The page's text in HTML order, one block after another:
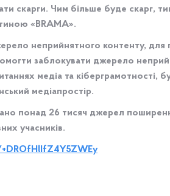
скарги. Чим більше буде скарг,
«BRAMA».
неприйнятного контенту,
заблокувати джерело
медіа та кіберграмотності,
медіапростір.
понад 26 тисяч джерел
учасників.